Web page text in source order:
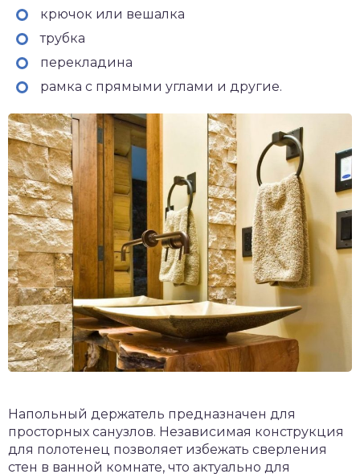
крючок или вешалка
трубка
перекладина
рамка с прямыми углами и другие.
Напольный держатель предназначен для
просторных санузлов. Независимая конструкция
для полотенец позволяет избежать сверления
стен в ванной комнате, что актуально для